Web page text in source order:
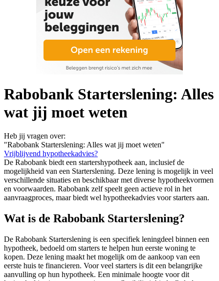
Rabobank Starterslening: Alles
wat jij moet weten
Heb jij vragen over:
"Rabobank Starterslening: Alles wat jij moet weten"
Vrijblijvend hypotheekadvies?
De Rabobank biedt een startershypotheek aan, inclusief de
mogelijkheid van een Starterslening. Deze lening is mogelijk in veel
verschillende situaties en beschikbaar met diverse hypotheekvormen
en voorwaarden. Rabobank zelf speelt geen actieve rol in het
aanvraagproces, maar biedt wel hypotheekadvies voor starters aan.
Wat is de Rabobank Starterslening?
De Rabobank Starterslening is een specifiek leningdeel binnen een
hypotheek, bedoeld om starters te helpen hun eerste woning te
kopen. Deze lening maakt het mogelijk om de aankoop van een
eerste huis te financieren. Voor veel starters is dit een belangrijke
aanvulling op hun hypotheek. Een minimale hoogte voor dit